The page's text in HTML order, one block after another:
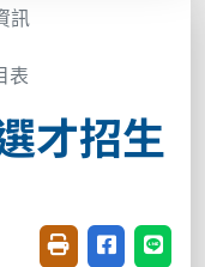
訊
表
才招生
友善列印(開新視
分享至臉書
分享